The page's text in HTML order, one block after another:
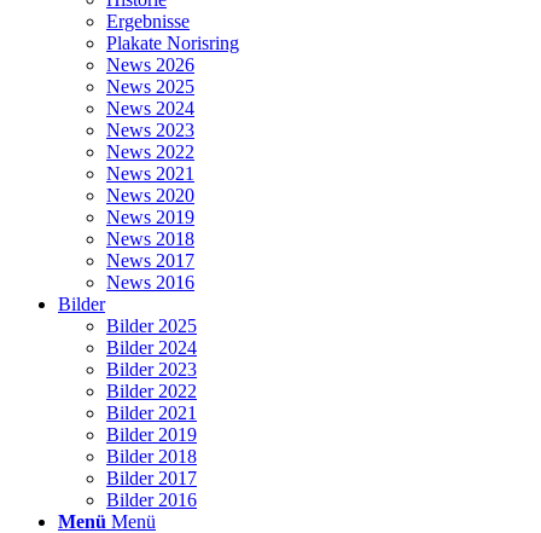
Ergebnisse
Plakate Norisring
News 2026
News 2025
News 2024
News 2023
News 2022
News 2021
News 2020
News 2019
News 2018
News 2017
News 2016
Bilder
Bilder 2025
Bilder 2024
Bilder 2023
Bilder 2022
Bilder 2021
Bilder 2019
Bilder 2018
Bilder 2017
Bilder 2016
Menü Menü